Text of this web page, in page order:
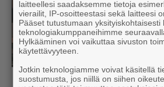
laitteellesi saadaksemme tietoja
vierailit, IP-osoitteestasi sekä laitteesi
Pääset tutustumaan yksityiskohtaisesti
teknologiakumppaneihimme
Hylkääminen voi vaikuttaa sivuston
käytettävyyteen.
Jotkin teknologiamme voivat käsitellä
suostumusta, jos niillä on siihen